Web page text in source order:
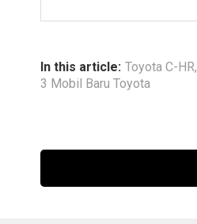
In this article: Toyota C-HR,
3 Mobil Baru Toyota